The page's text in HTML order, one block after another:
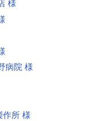
様
病院 様
作所 様